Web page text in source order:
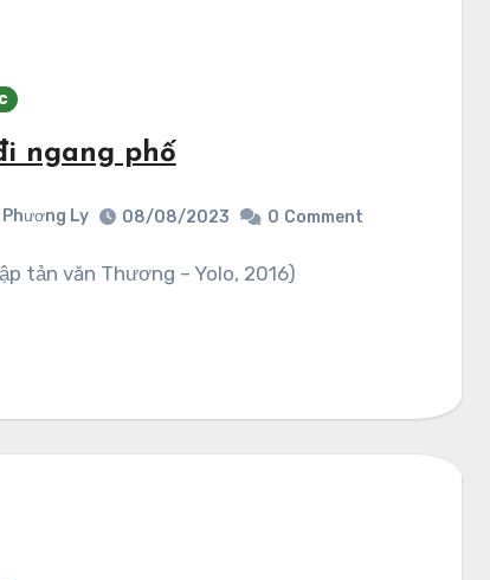
ngang phố
Ly 08/08/2023 0 Comment
tản văn Thương – Yolo, 2016)